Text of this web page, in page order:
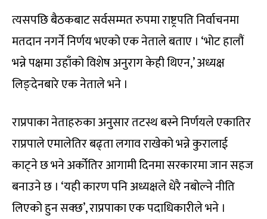
त्यसपछि बैठकबाट सर्वसम्मत रुपमा राष्ट्रपति निर्वाचनमा
मतदान नगर्ने निर्णय भएको एक नेताले बताए । ‘भोट हालौं
भन्ने पक्षमा उहाँको विशेष अनुराग केही थिएन,’ अध्यक्ष
लिङ्देनबारे एक नेताले भने ।
राप्रपाका नेताहरुका अनुसार तटस्थ बस्ने निर्णयले एकातिर
राप्रपाले एमालेतिर बढ्ता लगाव राखेको भन्ने कुरालाई
काट्ने छ भने अर्कोतिर आगामी दिनमा सरकारमा जान सहज
बनाउने छ । ‘यही कारण पनि अध्यक्षले धेरै नबोल्ने नीति
लिएको हुन सक्छ’, राप्रपाका एक पदाधिकारीले भने ।